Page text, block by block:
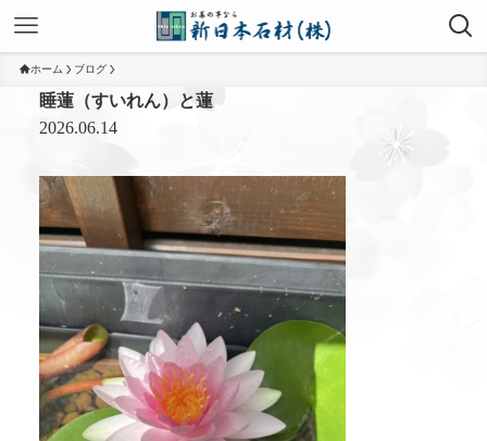
ホーム ブログ
睡蓮（すいれん）と蓮
2026.06.14